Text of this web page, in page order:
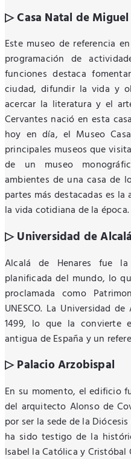
▷ Casa Natal de
Este museo de referencia
programación de
funciones destaca
ciudad, difundir la vida y
acercar la literatura y el
Cervantes nació en esta
hoy en día, el Museo
principales museos que
de un museo
ambientes de una casa de
partes más destacadas es
la vida cotidiana de la época.
▷ Universidad de
Alcalá de Henares fue
planificada del mundo, lo
proclamada como
UNESCO. La Universidad
1499, lo que la convierte
antigua de España y un
▷ Palacio Arzobispal
En su momento, el edificio
del arquitecto Alonso de
por ser la sede de la
ha sido testigo de la
Isabel la Católica y